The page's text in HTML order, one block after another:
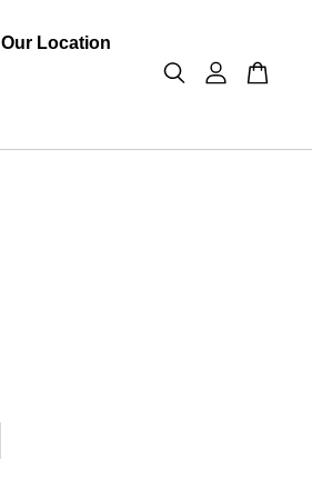
Our Location